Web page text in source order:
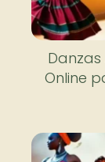
Online